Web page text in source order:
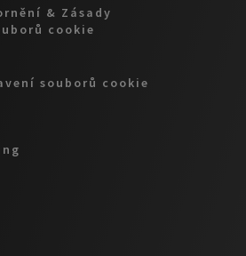
& Zásady
cookie
souborů cookie